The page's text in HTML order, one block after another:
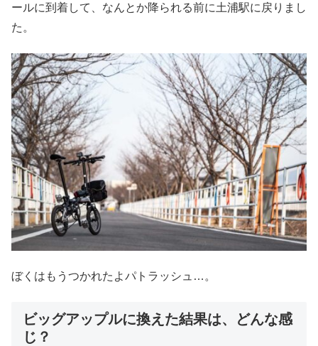
ールに到着して、なんとか降られる前に土浦駅に戻りまし
た。
ぼくはもうつかれたよパトラッシュ…。
ビッグアップルに換えた結果は、どんな感
じ？